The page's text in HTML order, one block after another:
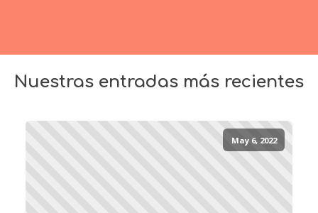
Nuestras entradas más recientes
May 6, 2022